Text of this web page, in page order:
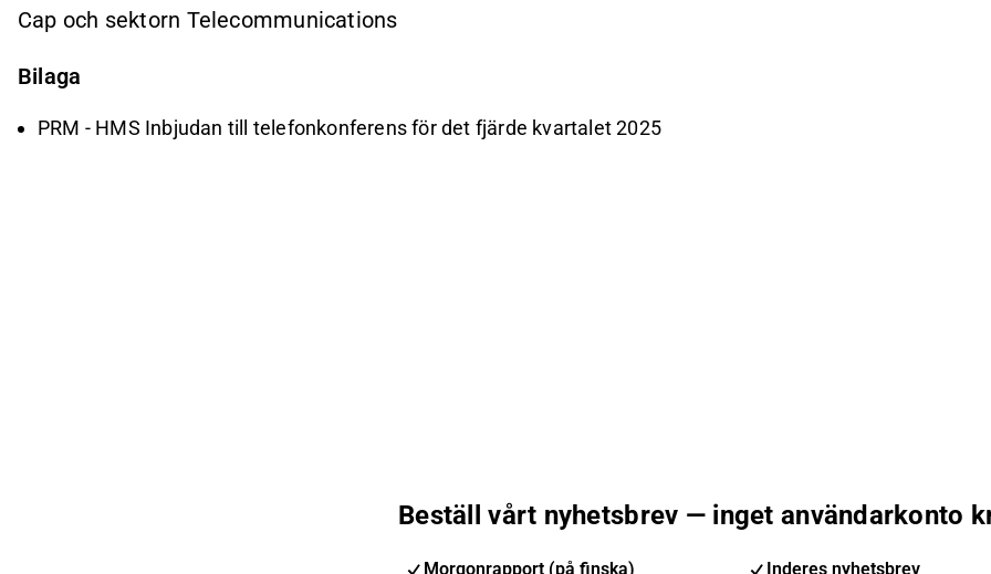
Cap och sektorn Telecommunications
Bilaga
PRM - HMS Inbjudan till telefonkonferens för det fjärde kvartalet 2025
Beställ vårt nyhetsbrev — inget användarkonto
Morgonrapport (på finska)
Inderes nyhetsbrev